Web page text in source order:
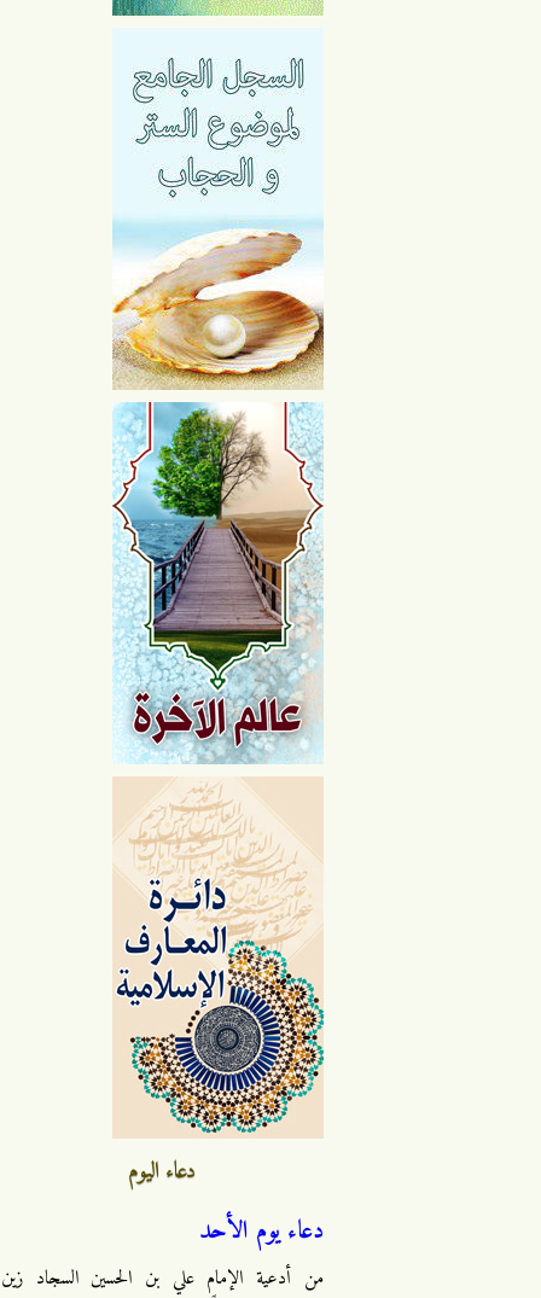
دعاء اليوم
دعاء يوم الأحد
من أدعية الإمام علي بن الحسين السجاد زين